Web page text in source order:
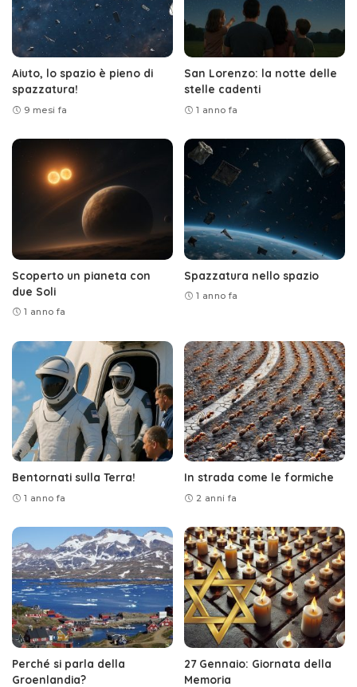
Aiuto, lo spazio è pieno di
spazzatura!
9 mesi fa
San Lorenzo: la notte delle
stelle cadenti
1 anno fa
Scoperto un pianeta con
due Soli
1 anno fa
Spazzatura nello spazio
1 anno fa
Bentornati sulla Terra!
1 anno fa
In strada come le formiche
2 anni fa
Perché si parla della
Groenlandia?
27 Gennaio: Giornata della
Memoria